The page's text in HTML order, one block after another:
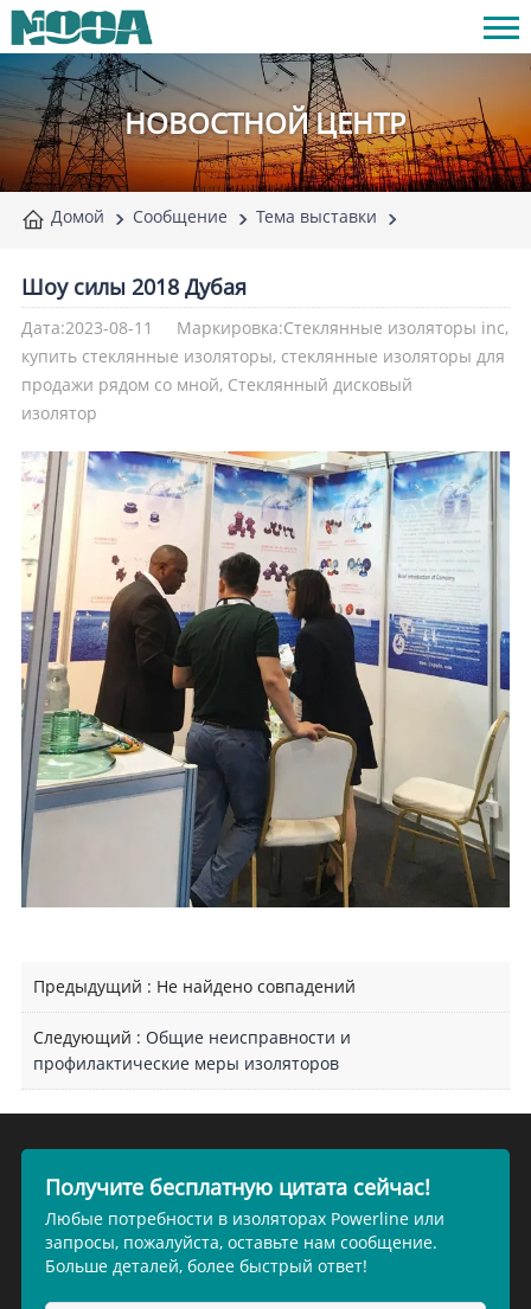
НОВОСТНОЙ ЦЕНТР
Домой Сообщение Тема выставки
Шоу силы 2018 Дубая
Дата:2023-08-11
Маркировка:Стеклянные изоляторы inc,
купить стеклянные изоляторы, стеклянные изоляторы для
продажи рядом со мной, Стеклянный дисковый
изолятор
Предыдущий : Не найдено совпадений
Следующий : Общие неисправности и
профилактические меры изоляторов
Получите бесплатную цитата сейчас!
Любые потребности в изоляторах Powerline или
запросы, пожалуйста, оставьте нам сообщение.
Больше деталей, более быстрый ответ!